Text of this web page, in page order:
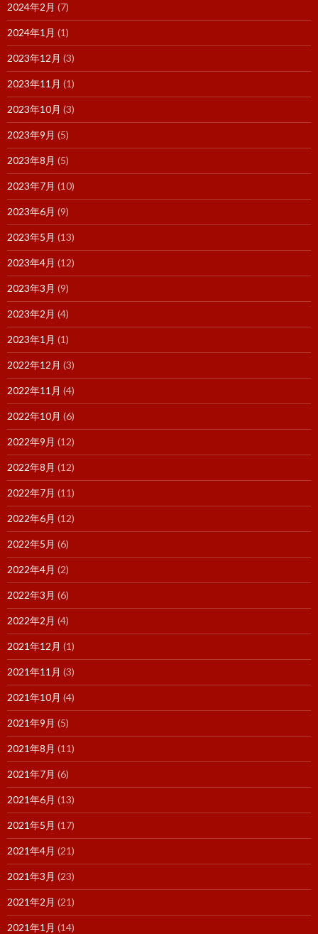
2024年2月 (7)
2024年1月 (1)
2023年12月 (3)
2023年11月 (1)
2023年10月 (3)
2023年9月 (5)
2023年8月 (5)
2023年7月 (10)
2023年6月 (9)
2023年5月 (13)
2023年4月 (12)
2023年3月 (9)
2023年2月 (4)
2023年1月 (1)
2022年12月 (3)
2022年11月 (4)
2022年10月 (6)
2022年9月 (12)
2022年8月 (12)
2022年7月 (11)
2022年6月 (12)
2022年5月 (6)
2022年4月 (2)
2022年3月 (6)
2022年2月 (4)
2021年12月 (1)
2021年11月 (3)
2021年10月 (4)
2021年9月 (5)
2021年8月 (11)
2021年7月 (6)
2021年6月 (13)
2021年5月 (17)
2021年4月 (21)
2021年3月 (23)
2021年2月 (21)
2021年1月 (14)